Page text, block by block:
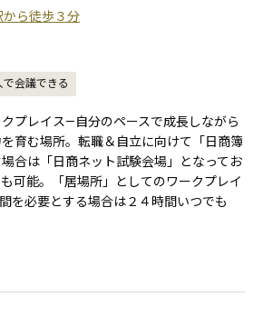
から徒歩３分
で会議できる
クプレイス—自分のペースで成長しながら
育む場所。転職＆自立に向けて「日商簿
合は「日商ネット試験会場」となってお
可能。「居場所」としてのワークプレイ
を必要とする場合は２４時間いつでも